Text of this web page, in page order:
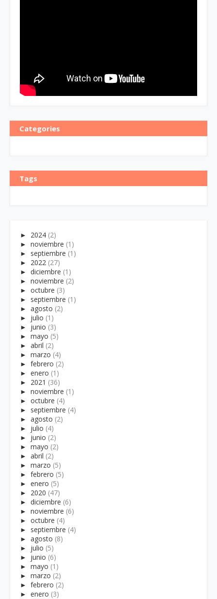
Categories
Tags
► 2024 (2)
► noviembre (1)
► septiembre (1)
► 2022 (27)
► diciembre (1)
► noviembre (2)
► octubre (3)
► septiembre (1)
► agosto (2)
► julio (1)
► junio (3)
► mayo (5)
► abril (2)
► marzo (4)
► febrero (2)
► enero (1)
► 2021 (36)
► noviembre (1)
► octubre (4)
► septiembre (4)
► agosto (2)
► julio (4)
► junio (2)
► mayo (2)
► abril (2)
► marzo (5)
► febrero (5)
► enero (5)
► 2020 (47)
► diciembre (6)
► noviembre (6)
► octubre (4)
► septiembre (4)
► agosto (8)
► julio (5)
► junio (6)
► mayo (1)
► marzo (2)
► febrero (2)
► enero (3)